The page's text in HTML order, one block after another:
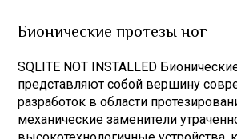
Бионические протезы ног
SQLITE NOT INSTALLED
представляют собой вершину
разработок в области
механические заменители